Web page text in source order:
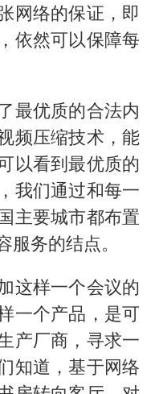
网络的保证，即
依然可以保障每
最优质的合法内
频压缩技术，能
以看到最优质的
我们通过和每一
主要城市都布置
务的结点。
这样一个会议的
一个产品，是可
产厂商，寻求一
知道，基于网络